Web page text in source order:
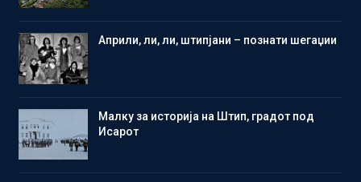
Aприли, ли, ли, штипјани – познати шегаџии
Малку за историја на Штип, градот под
Исарот